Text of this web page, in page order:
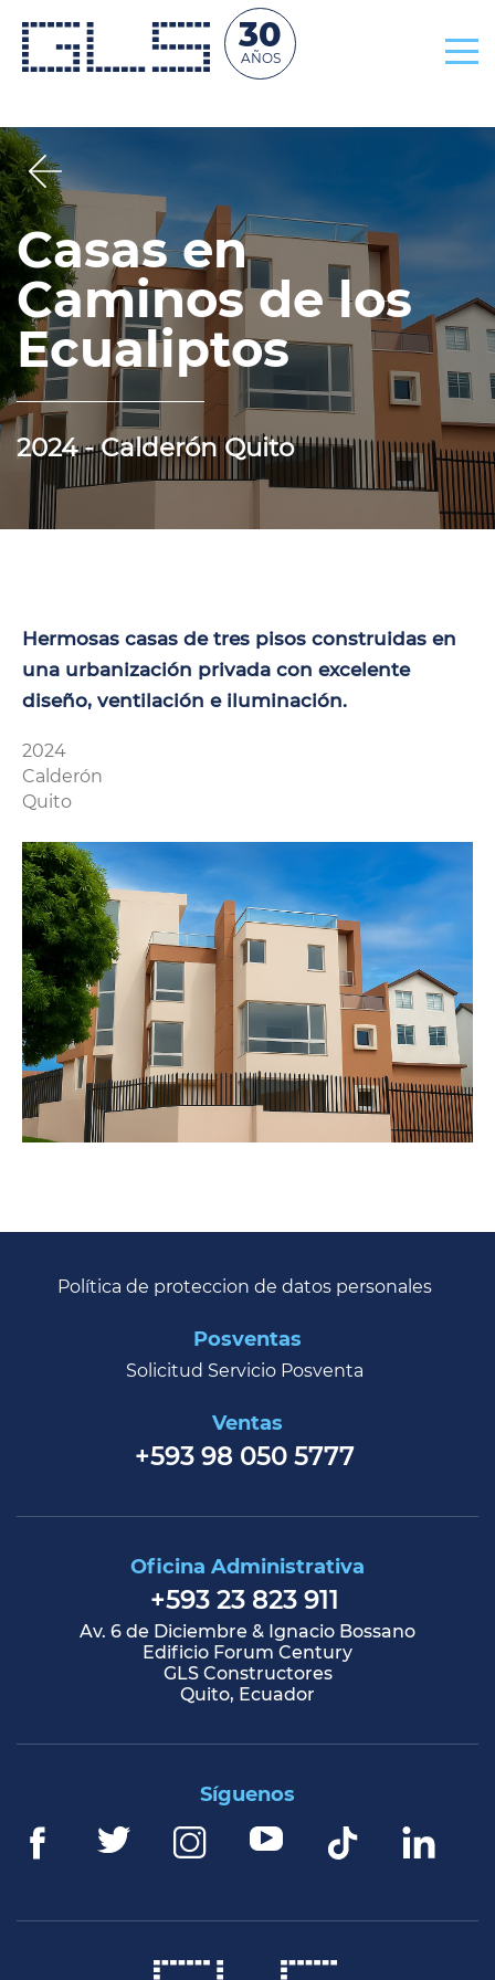
30
AÑOS
Casas en
Caminos de los
Ecualiptos
2024 - Calderón Quito
Hermosas casas de tres pisos construidas en
una urbanización privada con excelente
diseño, ventilación e iluminación.
2024
Calderón
Quito
Política de proteccion de datos personales
Posventas
Solicitud Servicio Posventa
Ventas
+593 98 050 5777
Oficina Administrativa
+593 23 823 911
Av. 6 de Diciembre & Ignacio Bossano
Edificio Forum Century
GLS Constructores
Quito, Ecuador
Síguenos